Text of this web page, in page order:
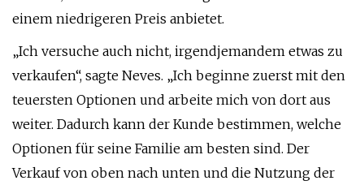
einem niedrigeren Preis anbietet.
„Ich versuche auch nicht, irgendjemandem etwas zu
verkaufen“, sagte Neves. „Ich beginne zuerst mit den
teuersten Optionen und arbeite mich von dort aus
weiter. Dadurch kann der Kunde bestimmen, welche
Optionen für seine Familie am besten sind. Der
Verkauf von oben nach unten und die Nutzung der